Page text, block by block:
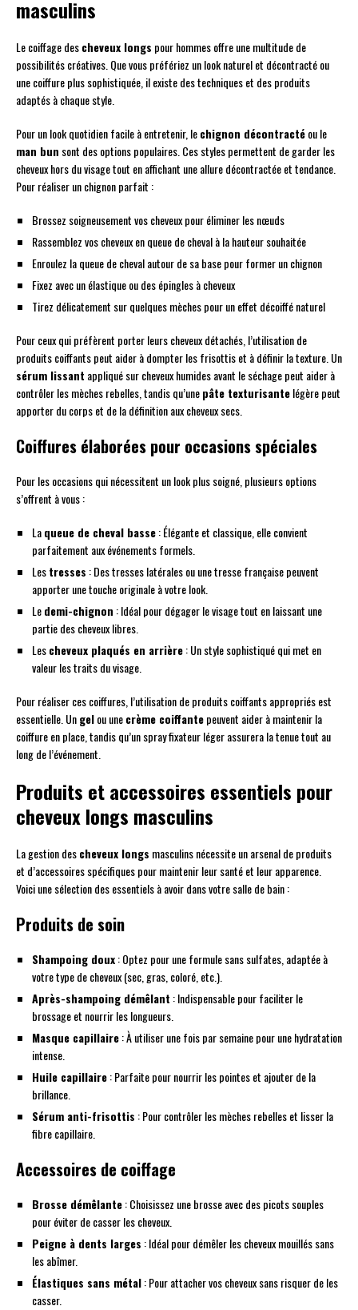
masculins
Le coiffage descheveux longs pour hommes offre une multitude de
possibilités créatives. Que vous préfériez un look naturel et décontracté ou
une coiffure plus sophistiquée, il existe des techniques et des produits
adaptés à chaque style.
Pour un look quotidien facile à entretenir, lechignon décontractéou le
man bun sont des options populaires. Ces styles permettent de garder les
cheveux hors du visage tout en affichant une allure décontractée et tendance.
Pour réaliser un chignon parfait :
Brossez soigneusement vos cheveux pour éliminer les nœuds
Rassemblez vos cheveux en queue de cheval à la hauteur souhaitée
Enroulez la queue de cheval autour de sa base pour former un chignon
Fixez avec un élastique ou des épingles à cheveux
Tirez délicatement sur quelques mèches pour un effet décoiffé naturel
Pour ceux qui préfèrent porter leurs cheveux détachés, l’utilisation de
produits coiffants peut aider à dompter les frisottis et à définir la texture. Un
sérum lissant appliqué sur cheveux humides avant le séchage peut aider à
contrôler les mèches rebelles, tandis qu’unepâte texturisantelégère peut
apporter du corps et de la définition aux cheveux secs.
Coiffures élaborées pour occasions spéciales
Pour les occasions qui nécessitent un look plus soigné, plusieurs options
s’offrent à vous :
Laqueue de cheval basse: Élégante et classique, elle convient
parfaitement aux événements formels.
Lestresses : Des tresses latérales ou une tresse française peuvent
apporter une touche originale à votre look.
Ledemi-chignon : Idéal pour dégager le visage tout en laissant une
partie des cheveux libres.
Lescheveux plaqués en arrière: Un style sophistiqué qui met en
valeur les traits du visage.
Pour réaliser ces coiffures, l’utilisation de produits coiffants appropriés est
essentielle. Ungelou unecrème coiffantepeuvent aider à maintenir la
coiffure en place, tandis qu’un spray fixateur léger assurera la tenue tout au
long de l’événement.
Produits et accessoires essentiels pour
cheveux longs masculins
La gestion descheveux longs masculins nécessite un arsenal de produits
et d’accessoires spécifiques pour maintenir leur santé et leur apparence.
Voici une sélection des essentiels à avoir dans votre salle de bain :
Produits de soin
Shampoing doux: Optez pour une formule sans sulfates, adaptée à
votre type de cheveux (sec, gras, coloré, etc.).
Après-shampoing démêlant : Indispensable pour faciliter le
brossage et nourrir les longueurs.
Masque capillaire: À utiliser une fois par semaine pour une hydratation
intense.
Huile capillaire: Parfaite pour nourrir les pointes et ajouter de la
brillance.
Sérum anti-frisottis : Pour contrôler les mèches rebelles et lisser la
fibre capillaire.
Accessoires de coiffage
Brosse démêlante: Choisissez une brosse avec des picots souples
pour éviter de casser les cheveux.
Peigne à dents larges : Idéal pour démêler les cheveux mouillés sans
les abîmer.
Élastiques sans métal: Pour attacher vos cheveux sans risquer de les
casser.